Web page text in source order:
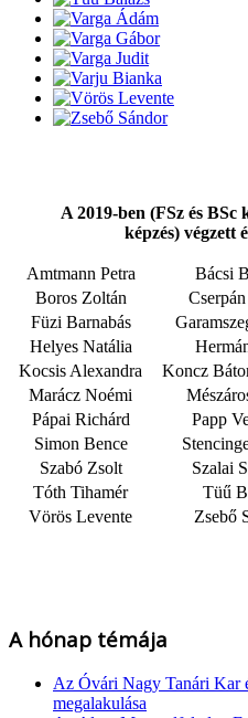
A 2019-ben (FSz és BSc
képzés) végzett
Amtmann Petra Bácsi
Boros Zoltán
Füzi Barnabás
Helyes Natália
Kocsis Alexandra
Koncz
Marácz Noémi
Pápai Richárd
Papp
Simon Bence
Szabó Zsolt
Szalai
Tóth Tihamér
Tüű
Vörös Levente
Zsebő
A hónap témája
Az Óvári Nagy Tanári Kar
megalakulása